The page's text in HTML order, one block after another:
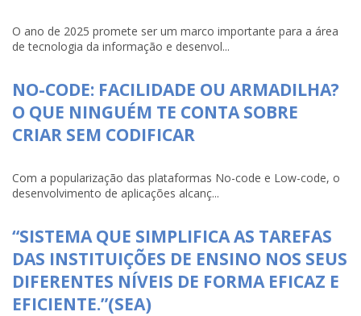
O ano de 2025 promete ser um marco importante para a área
de tecnologia da informação e desenvol...
NO-CODE: FACILIDADE OU ARMADILHA?
O QUE NINGUÉM TE CONTA SOBRE
CRIAR SEM CODIFICAR
Com a popularização das plataformas No-code e Low-code, o
desenvolvimento de aplicações alcanç...
“SISTEMA QUE SIMPLIFICA AS TAREFAS
DAS INSTITUIÇÕES DE ENSINO NOS SEUS
DIFERENTES NÍVEIS DE FORMA EFICAZ E
EFICIENTE.”(SEA)